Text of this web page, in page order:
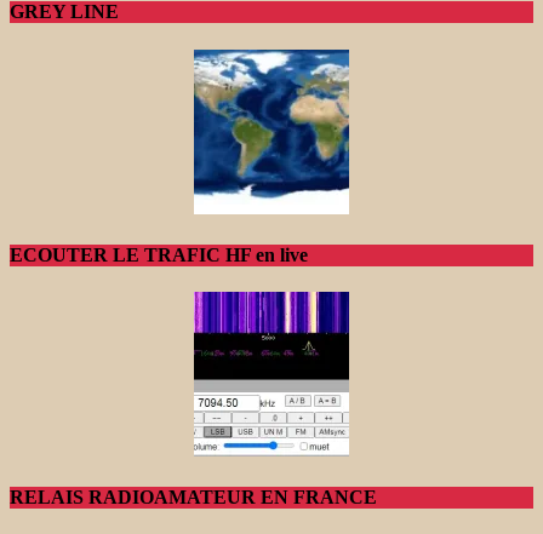
GREY LINE
ECOUTER LE TRAFIC HF en live
RELAIS RADIOAMATEUR EN FRANCE